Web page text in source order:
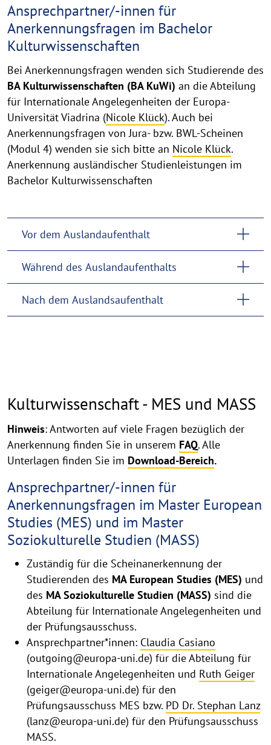
Ansprechpartner/-innen für
Anerkennungsfragen im Bachelor
Kulturwissenschaften
Bei Anerkennungsfragen wenden sich Studierende des
BA Kulturwissenschaften (BA KuWi) an die Abteilung
für Internationale Angelegenheiten der Europa-
Universität Viadrina (Nicole Klück). Auch bei
Anerkennungsfragen von Jura- bzw. BWL-Scheinen
(Modul 4) wenden sie sich bitte an Nicole Klück.
Anerkennung ausländischer Studienleistungen im
Bachelor Kulturwissenschaften
Vor dem Auslandaufenthalt
Während des Auslandaufenthalts
Nach dem Auslandsaufenthalt
Kulturwissenschaft - MES und MASS
Hinweis: Antworten auf viele Fragen bezüglich der
Anerkennung finden Sie in unserem FAQ. Alle
Unterlagen finden Sie im Download-Bereich.
Ansprechpartner/-innen für
Anerkennungsfragen im Master European
Studies (MES) und im Master
Soziokulturelle Studien (MASS)
Zuständig für die Scheinanerkennung der
Studierenden des MA European Studies (MES) und
des MA Soziokulturelle Studien (MASS) sind die
Abteilung für Internationale Angelegenheiten und
der Prüfungsausschuss.
Ansprechpartner*innen: Claudia Casiano
(outgoing@europa-uni.de) für die Abteilung für
Internationale Angelegenheiten und Ruth Geiger
(geiger@europa-uni.de) für den
Prüfungsausschuss MES bzw. PD Dr. Stephan Lanz
(lanz@europa-uni.de) für den Prüfungsausschuss
MASS.